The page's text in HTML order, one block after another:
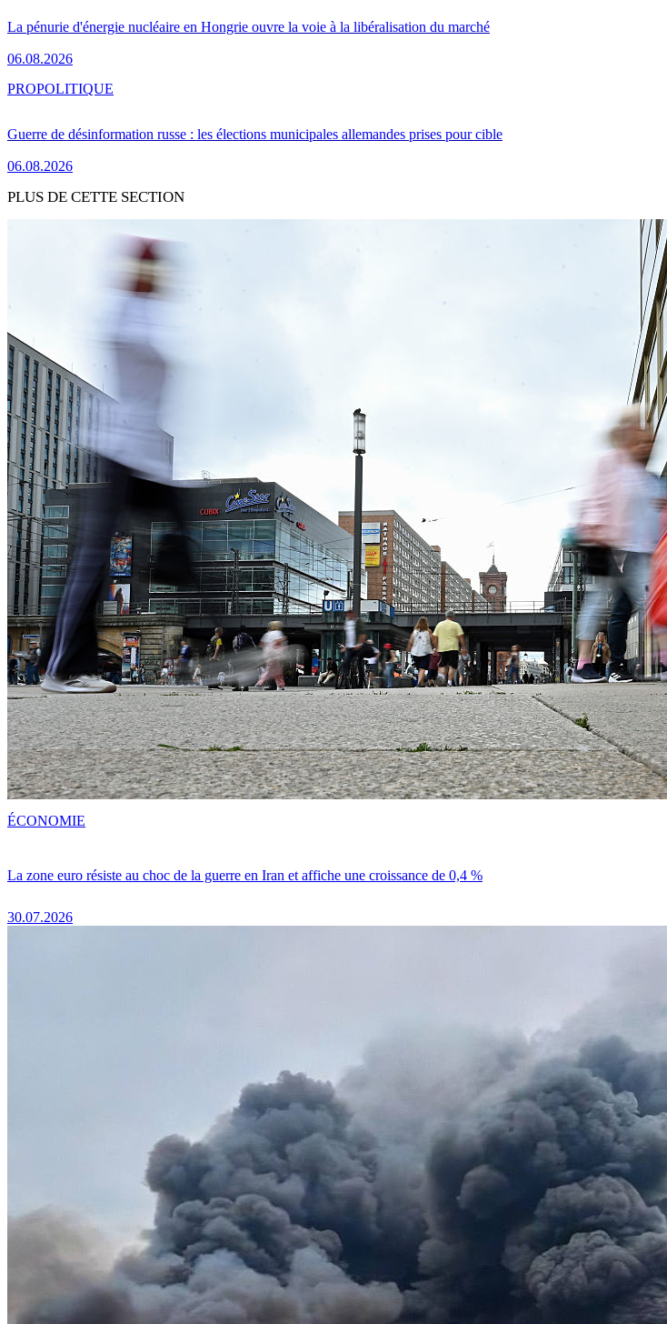
La pénurie d'énergie nucléaire en Hongrie ouvre la voie à la libéralisation du marché
06.08.2026
Guerre de désinformation russe : les élections municipales allemandes prises pour cible
06.08.2026
PROPOLITIQUE
PLUS DE CETTE SECTION
La zone euro résiste au choc de la guerre en Iran et affiche une croissance de 0,4 %
30.07.2026
ÉCONOMIE